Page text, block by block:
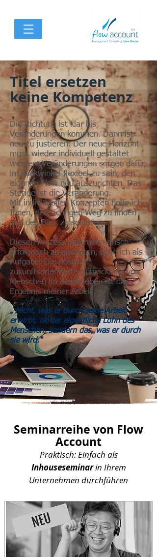
Titel ersetzen
keine Kompetenz
Die Richtung ist klar bis
Veränderungen kommen. Dann ist
neu zu justieren. Der neue Horizont
muss wieder individuell gestaltet
werden. Veränderungen sorgen dafür,
im Blickwinkel flexibel zu sein, den
eigenen Flow neu auszurichten. Das
Stetige ist die Veränderung.
Mit individuellen Konzepten helfe ich
Ihnen, den richtigen Weg zu finden
und den Blick zu schärfen.
Diesen Prozess unternehmerisch
erfolgreich zu gestalten, sehe ich als
Aufgabe. Die positive
zukunftsorientierte Entwicklung von
Menschen im Berufsleben ist das
Ergebnis meiner Arbeit.
„ Nicht, was er durch seine Arbeit
erwirbt, ist der eigentliche Lohn des
Menschen, sondern das, was er durch
sie wird.“
Seminarreihe von Flow
Account
Praktisch: Einfach als
Inhouseseminarin Ihrem
Unternehmen durchführen